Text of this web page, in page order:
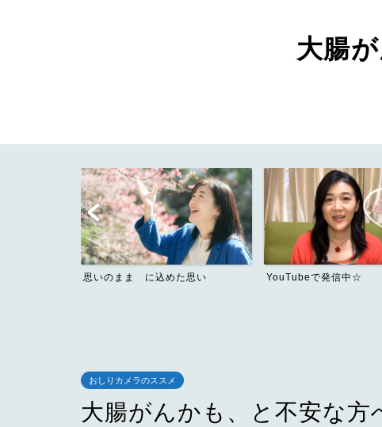
大腸
思いのまま に込めた思い YouTubeで発信中☆
おしりカメラのススメ
大腸がんかも、と不安な